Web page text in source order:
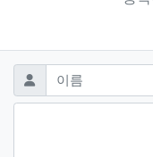
댓글쓰기
이름 필수